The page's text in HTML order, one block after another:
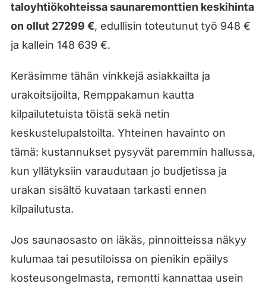
taloyhtiökohteissa saunaremonttien keskihinta
on ollut 27299 €, edullisin toteutunut työ 948 €
ja kallein 148 639 €.
Keräsimme tähän vinkkejä asiakkailta ja
urakoitsijoilta, Remppakamun kautta
kilpailutetuista töistä sekä netin
keskustelupalstoilta. Yhteinen havainto on
tämä: kustannukset pysyvät paremmin hallussa,
kun yllätyksiin varaudutaan jo budjetissa ja
urakan sisältö kuvataan tarkasti ennen
kilpailutusta.
Jos saunaosasto on iäkäs, pinnoitteissa näkyy
kulumaa tai pesutiloissa on pienikin epäilys
kosteusongelmasta, remontti kannattaa usein